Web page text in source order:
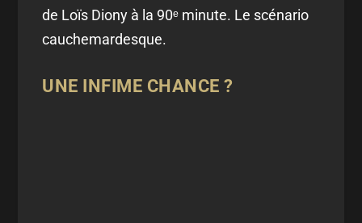
de Loïs Diony à la 90ᵉ minute. Le scénario
cauchemardesque.
UNE INFIME CHANCE ?